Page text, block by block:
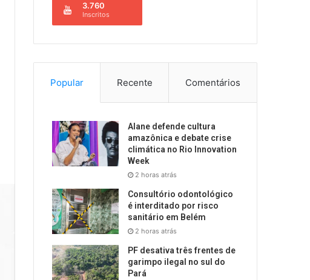
3.760
Inscritos
Popular Recente Comentários
Alane defende cultura
amazônica e debate crise
climática no Rio Innovation
Week
2 horas atrás
Consultório odontológico
é interditado por risco
sanitário em Belém
2 horas atrás
PF desativa três frentes de
garimpo ilegal no sul do
Pará